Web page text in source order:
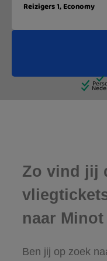
Zo vind jij
naar Minot
Ben jij op zoek